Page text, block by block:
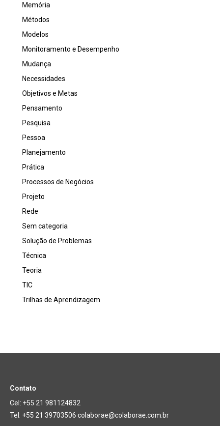
Memória
Métodos
Modelos
Monitoramento e Desempenho
Mudança
Necessidades
Objetivos e Metas
Pensamento
Pesquisa
Pessoa
Planejamento
Prática
Processos de Negócios
Projeto
Rede
Sem categoria
Solução de Problemas
Técnica
Teoria
TIC
Trilhas de Aprendizagem
Contato
Cel: +55 21 981124832
Tel: +55 21 39703506 colaborae@colaborae.com.br